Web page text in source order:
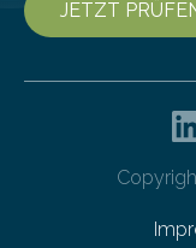
JETZT